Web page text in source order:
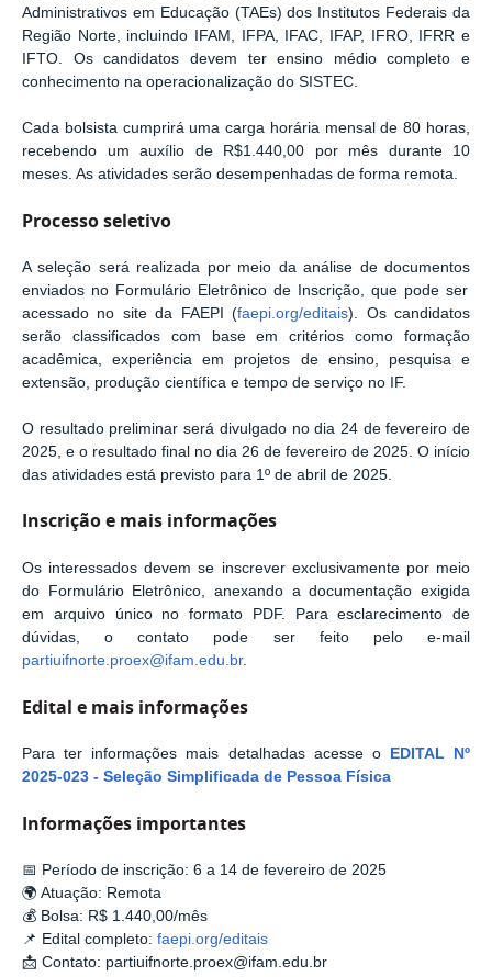
Administrativos em Educação (TAEs) dos Institutos Federais da
Região Norte, incluindo
IFAM, IFPA, IFAC, IFAP, IFRO, IFRR e
IFTO. Os candidatos devem terensino médio completo e
conhecimento na operacionalização do SISTEC.
Cada bolsista cumprirá uma carga horária mensal de80 horas,
recebendo um auxílio de
R$1.440,00 por mês durante 10
meses. As atividades serão desempenhadas de forma remota.
Processo seletivo
A seleção será realizada por meio daanálise de documentos
enviados no Formulário Eletrônico de Inscrição, que pode ser
acessado no site da FAEPI (faepi.org/editais). Os candidatos
serão classificados com base em critérios como formação
acadêmica, experiência em projetos de ensino, pesquisa e
extensão, produção científica e tempo de serviço no IF.
O resultado preliminar será divulgado no dia 24 de fevereiro de
2025 , e o resultado final no dia 26 de fevereiro de 2025 . O início
das atividades está previsto para 1º de abril de 2025
Inscrição e mais informações
Os interessados devem se inscrever exclusivamente por meio
do
Formulário Eletrônico , anexando a documentação exigida
em arquivo único no formato PDF. Para esclarecimento de
dúvidas, o contato pode ser feito pelo e-mail
partiuifnorte.proex@ifam.edu.br.
Edital e mais informações
Para ter informações mais detalhadas acesse o
EDITAL Nº
2025-023 - Seleção Simplificada de Pessoa Física
Informações importantes
📅 Período de inscrição: 6 a 14 de fevereiro de 2025
🌍 Atuação: Remota
💰 Bolsa: R$ 1.440,00/mês
📌 Edital completo: faepi.org/editais
📩 Contato: partiuifnorte.proex@ifam.edu.br